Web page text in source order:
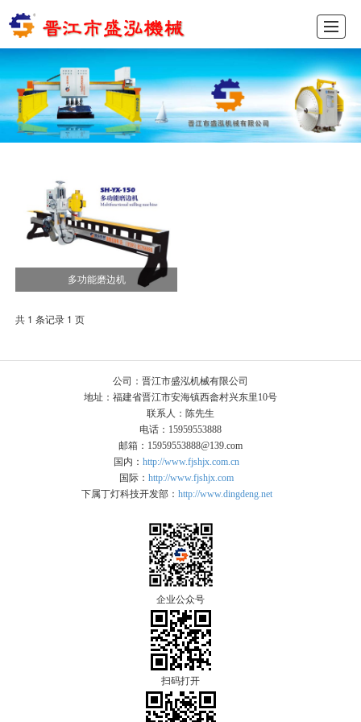
产品展示 新闻动态 联系我们 ENGLISH
多功能磨边机
共 1 条记录 1 页
公司：晋江市盛泓机械有限公司
地址：福建省晋江市安海镇西畲村兴东里10号
联系人：陈先生
电话：15959553888
邮箱：15959553888@139.com
国内： http://www.fjshjx.com.cn
国际： http://www.fjshjx.com
下属丁灯科技开发部： http://www.dingdeng.net
企业公众号
扫码打开